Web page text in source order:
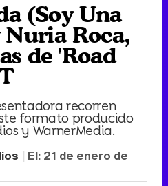
(Soy Una
Roca,
de 'Road
recorren
formato producido
y WarnerMedia.
El: 21 de enero de